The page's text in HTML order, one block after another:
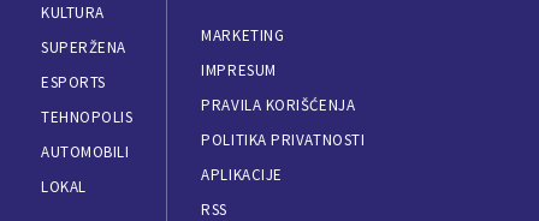
KULTURA
SUPERŽENA
ESPORTS
TEHNOPOLIS
AUTOMOBILI
LOKAL
MARKETING
IMPRESUM
PRAVILA KORIŠĆENJA
POLITIKA PRIVATNOSTI
APLIKACIJE
RSS